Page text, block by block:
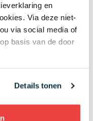
en
Via deze niet-
via social media of
basis van de door
Details tonen
door Brabantse
er ook gegolft
Amateur